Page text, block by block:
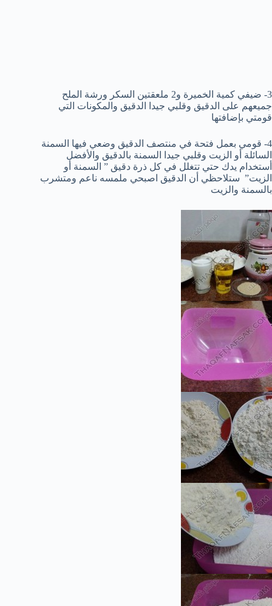
3- ضيفي كمية الخميرة و2 ملعقتين السكر ورشة الملح
جميعهم على الدقيق وقلبي جيدا الدقيق والمكونات التي
قومتي بإضافتها
4- قومي بعمل فتحة في منتصف الدقيق وضعي فيها السمنة
السائلة أو الزيت وقلبي جيدا السمنة بالدقيق والأفضل
أستخدام يدك حتي تتغلل في كل ذرة دقيق ” السمنة أو
الزيت” ستلاحظي أن الدقيق اصبحي ملمسه ناعم ومتشرب
بالسمنة والزيت